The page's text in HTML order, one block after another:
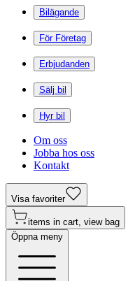
Bilägande
För Företag
Erbjudanden
Sälj bil
Hyr bil
Om oss
Jobba hos oss
Kontakt
Visa favoriter
items in cart, view bag
Öppna meny